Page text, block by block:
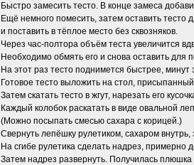
Быстро замесить тесто. В конце замеса
Ещё немного помесить, затем оставить тесто
и поставить в тёплое место без сквозняков.
Через час-полтора объём теста увеличится
Необходимо обмять его и снова оставить для
На этот раз тесто поднимется быстрее, минут
Готовое тесто выложить на стол,
Затем скатать тесто в жгут, нарезать его
Каждый колобок раскатать в виде овальной
(Можно посыпать смесью сахара с корицей.)
Свернуть лепёшку рулетиком, сахаром внутрь,
На сгибе рулетика сделать надрез,
Затем надрез развернуть. Получилась